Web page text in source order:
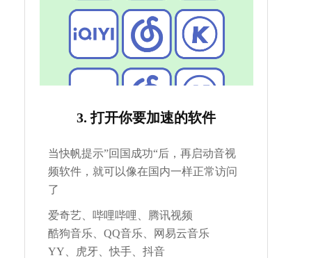
3. 打开你要加速的软件
当快帆提示”回国成功“后，再启动音视
频软件，就可以像在国内一样正常访问
了
爱奇艺、哔哩哔哩、腾讯视频
酷狗音乐、QQ音乐、网易云音乐
YY、虎牙、快手、抖音